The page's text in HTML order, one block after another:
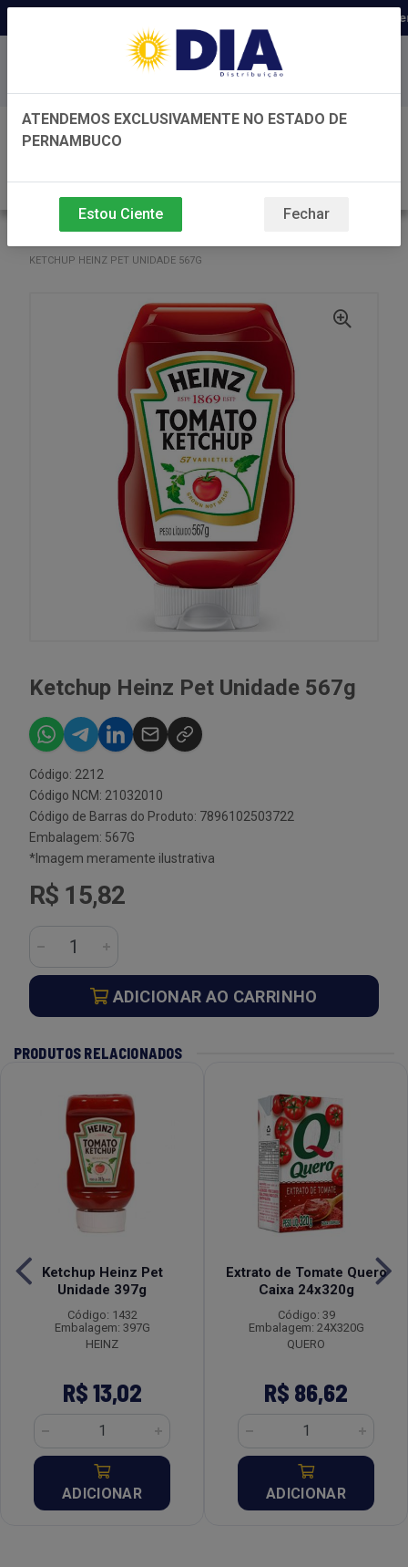
Distribuidora há 22 anos em
Baixe já nosso APP
KETCHUP HEINZ PET UNIDADE 567G
Ketchup Heinz Pet Unidade 567g
Código: 2212
Código NCM: 21032010
Código de Barras do Produto: 7896102503722
Embalagem: 567G
*Imagem meramente ilustrativa
R$ 15,82
ADICIONAR AO CARRINHO
PRODUTOS RELACIONADOS
Ketchup Heinz Pet
Unidade 397g
Código: 1432
Embalagem: 397G
HEINZ
R$ 13,02
ADICIONAR
Extrato de Tomate Quero
Caixa 24x320g
Código: 39
Embalagem: 24X320G
QUERO
R$ 86,62
ADICIONAR
ATENDEMOS EXCLUSIVAMENTE NO ESTADO DE
PERNAMBUCO
Estou Ciente Fechar